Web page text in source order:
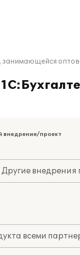
занимающейся
внедрение/проект
Другие внедрения
всеми